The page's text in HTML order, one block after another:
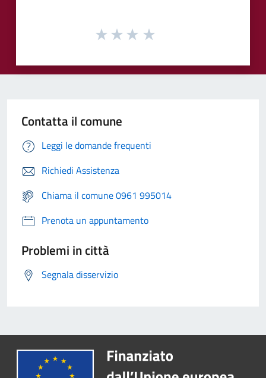
Contatta il comune
Leggi le domande frequenti
Richiedi Assistenza
Chiama il comune 0961 995014
Prenota un appuntamento
Problemi in città
Segnala disservizio